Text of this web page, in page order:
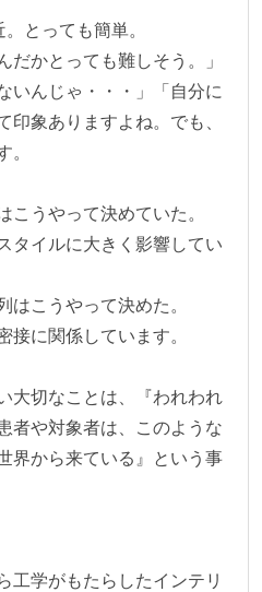
とっても簡単。
だかとっても難しそう。」
いんじゃ・・・」「自分に
印象ありますよね。でも、
。
うやって決めていた。
タイルに大きく影響してい
こうやって決めた。
接に関係しています。
大切なことは、『われわれ
者や対象者は、このような
界から来ている』という事
工学がもたらしたインテリ